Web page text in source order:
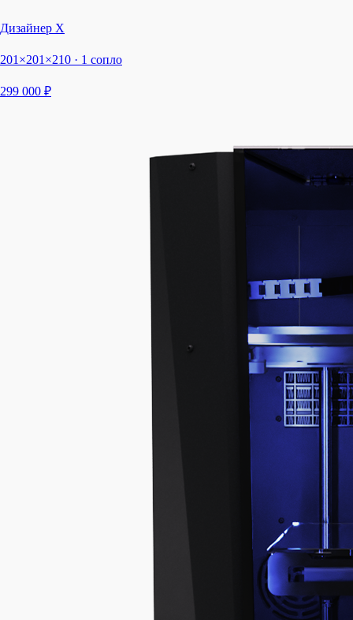
Дизайнер Х
201×201×210 · 1 сопло
299 000 ₽